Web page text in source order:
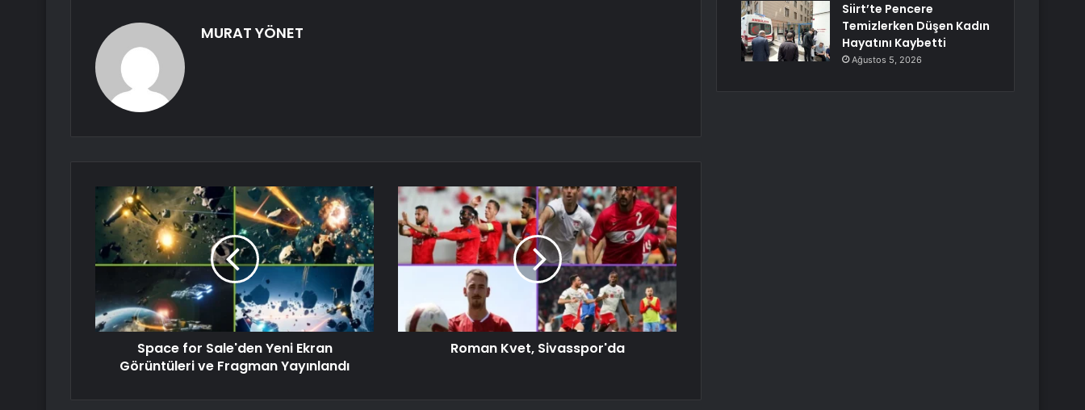
MURAT YÖNET
Space for Sale'den Yeni Ekran
Görüntüleri ve Fragman Yayınlandı
Roman Kvet, Sivasspor'da
Siirt’te Pencere
Temizlerken Düşen Kadın
Hayatını Kaybetti
Ağustos 5, 2026